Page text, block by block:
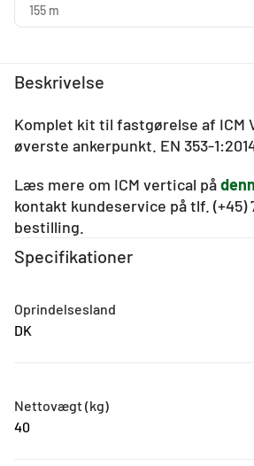
155 m
Beskrivelse
Komplet kit til fastgørelse af ICM
øverste ankerpunkt. EN 353-
Læs mere om ICM vertical på
kontakt kundeservice på tlf. (+45)
bestilling.
Specifikationer
Oprindelsesland
DK
Nettovægt (kg)
40